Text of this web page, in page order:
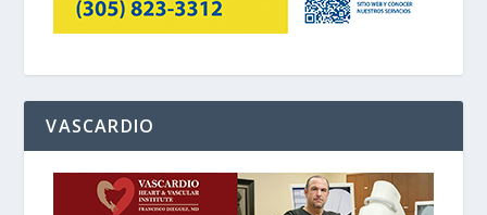
VASCARDIO